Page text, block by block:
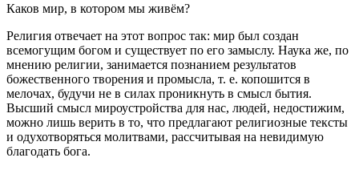
Каков мир, в котором мы живём?
Религия отвечает на этот вопрос так: мир был создан
всемогущим богом и существует по его замыслу. Наука же, по
мнению религии, занимается познанием результатов
божественного творения и промысла, т. е. копошится в
мелочах, будучи не в силах проникнуть в смысл бытия.
Высший смысл мироустройства для нас, людей, недостижим,
можно лишь верить в то, что предлагают религиозные тексты
и одухотворяться молитвами, рассчитывая на невидимую
благодать бога.